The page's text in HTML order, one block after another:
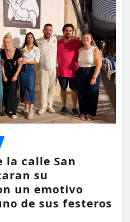
la calle San
su
un emotivo
de sus festeros